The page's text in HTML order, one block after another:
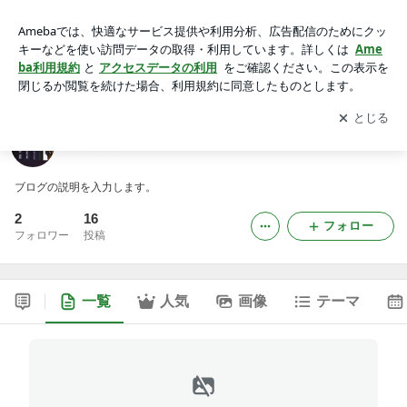
アプリをダウンロードして ブログの更新通知
を受け取りまし
ょう。
開く
ブログの説明を入力します。
2
フォロワー
16
投稿
フォロー
一覧 人気 画像 テーマ